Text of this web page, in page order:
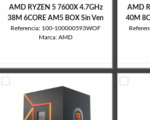
AMD RYZEN 5 7600X 4.7GHz
38M 6CORE AM5 BOX Sin Ven
Referencia: 100-100000593WOF
Marca: AMD
AMD
40M